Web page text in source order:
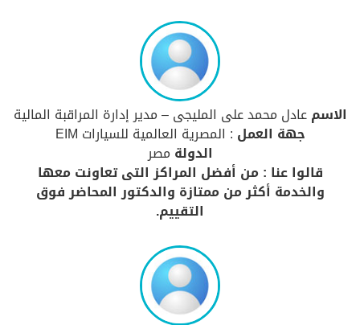
الاسمعادل محمد على المليجى – مدير إدارة المراقبة المالية
جهة العمل : المصرية العالمية للسيارات EIM
الدولة مصر
قالوا عنا : من أفضل المراكز التى تعاونت معها
والخدمة أكثر من ممتازة والدكتور المحاضر فوق
التقييم.